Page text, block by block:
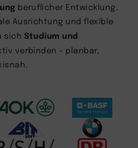
beruflicher Entwicklung.
Ausrichtung und flexible
sich Studium und
verbinden – planbar,